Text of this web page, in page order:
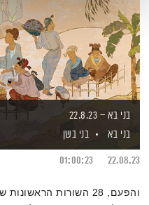
בני בא – 22.8.23
בני בא
בני בשן
22.08.23
01:00:23
והפעם, 28 השורות